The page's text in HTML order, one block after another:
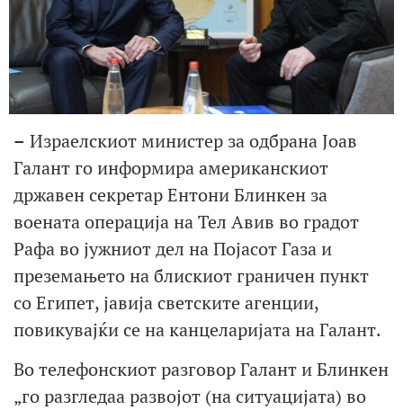
– Израелскиот министер за одбрана Јоав
Галант го информира американскиот
државен секретар Ентони Блинкен за
воената операција на Тел Авив во градот
Рафа во јужниот дел на Појасот Газа и
преземањето на блискиот граничен пункт
со Египет, јавија светските агенции,
повикувајќи се на канцеларијата на Галант.
Во телефонскиот разговор Галант и Блинкен
„го разгледаа развојот (на ситуацијата) во